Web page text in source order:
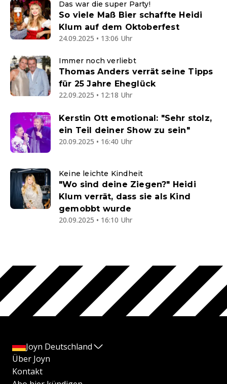
Das war die super Party!
So viele Maß Bier schaffte Heidi
Klum auf dem Oktoberfest
24.09.2025 • 13:06 Uhr
Immer noch verliebt
Thomas Anders verrät seine Tipps
für 25 Jahre Eheglück
22.09.2025 • 12:18 Uhr
Kerstin Ott emotional: "Sehr stolz,
ein Teil deiner Show zu sein"
20.09.2025 • 16:40 Uhr
Keine leichte Kindheit
"Wo sind deine Ziegen?" Heidi
Klum verrät, dass sie als Kind
gemobbt wurde
20.09.2025 • 16:10 Uhr
Joyn Deutschland
Über Joyn
Kontakt